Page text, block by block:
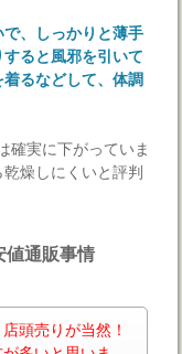
、しっかりと薄手
ると風邪を引いて
るなどして、体調
確実に下がっていま
燥しにくいと評判
値通販事情
頭売りが当然！